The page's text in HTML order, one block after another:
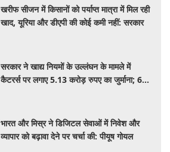
खरीफ सीजन में किसानों को पर्याप्त मात्रा में मिल रही
खाद, यूरिया और डीएपी की कोई कमी नहीं: सरकार
सरकार ने खाद्य नियमों के उल्लंघन के मामले में
कैटरर्स पर लगाए 5.13 करोड़ रुपए का जुर्माना; 6
भारत और मिस्र ने डिजिटल सेवाओं में निवेश और
व्यापार को बढ़ावा देने पर चर्चा की: पीयूष गोयल